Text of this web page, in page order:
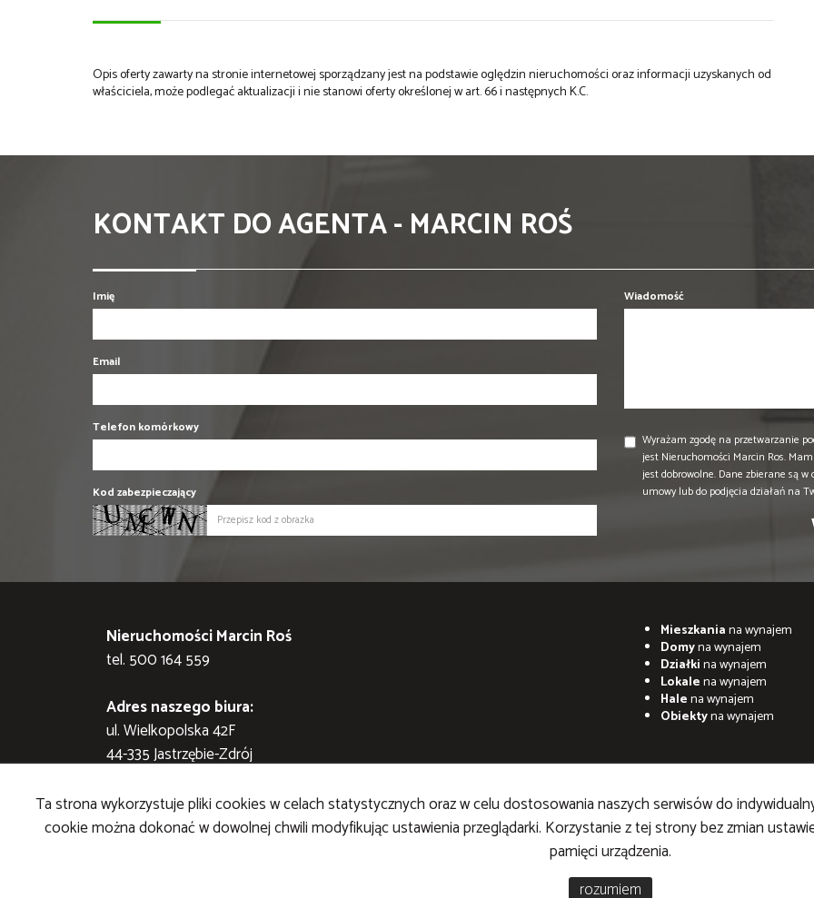
Opis oferty zawarty na stronie internetowej sporządzany jest na podstawie oględzin nieruchomości oraz informacji uzyskanych od
właściciela, może podlegać aktualizacji i nie stanowi oferty określonej w art. 66 i następnych K.C.
KONTAKT DO AGENTA - MARCIN ROŚ
Imię
Email
Telefon komórkowy
Kod zabezpieczający
Wiadomość
Wyrażam zgodę na przetwarzanie
jest Nieruchomości Marcin Ros.
jest dobrowolne. Dane zbierane są
umowy lub do podjęcia działań na
Nieruchomości Marcin Roś
tel. 500 164 559
Adres naszego biura:
ul. Wielkopolska 42F
44-335 Jastrzębie-Zdrój
Mieszkaniana wynajem
Domyna wynajem
Działkina wynajem
Lokalena wynajem
Halena wynajem
Obiektyna wynajem
STRONA GŁÓWNA KONTAKT KUP SPRZEDAJ
Ta strona wykorzystuje pliki cookies w celach statystycznych oraz w celu dostosowania naszych serwisów do
cookie można dokonać w dowolnej chwili modyfikując ustawienia przeglądarki. Korzystanie z tej strony bez zmian
pamięci urządzenia.
rozumiem